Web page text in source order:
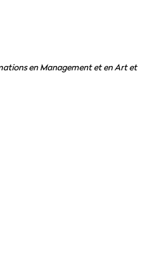
en Management et en Art et